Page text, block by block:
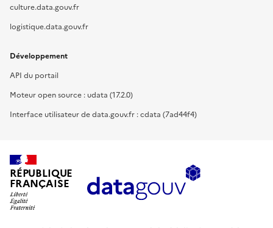
culture.data.gouv.fr
logistique.data.gouv.fr
Développement
API du portail
Moteur open source : udata (17.2.0)
Interface utilisateur de data.gouv.fr : cdata (7ad44f4)
RÉPUBLIQUE
FRANÇAISE